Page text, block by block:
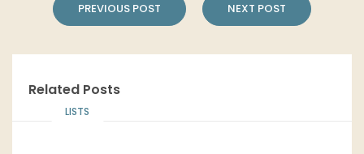
PREVIOUS POST NEXT POST
Related Posts
LISTS